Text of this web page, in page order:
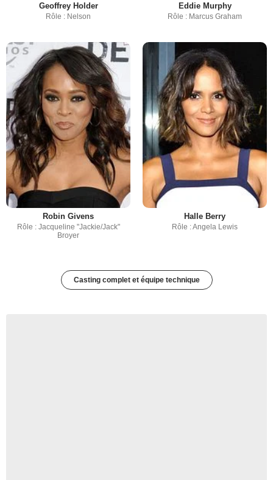
Geoffrey Holder
Rôle : Nelson
Eddie Murphy
Rôle : Marcus Graham
Robin Givens
Rôle : Jacqueline "Jackie/Jack"
Broyer
Halle Berry
Rôle : Angela Lewis
Casting complet et équipe technique